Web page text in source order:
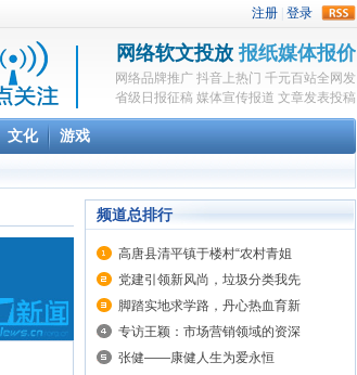
网络软文投放 报纸媒体报价
网络品牌推广 抖音上热门 千元百站全网发
省级日报征稿 媒体宣传报道 文章发表投稿
文化 游戏
频道总排行
高唐县清平镇于楼村“农村青姐
党建引领新风尚，垃圾分类我先
脚踏实地求学路，丹心热血育新
专访王颖：市场营销领域的资深
张健——康健人生为爱永恒